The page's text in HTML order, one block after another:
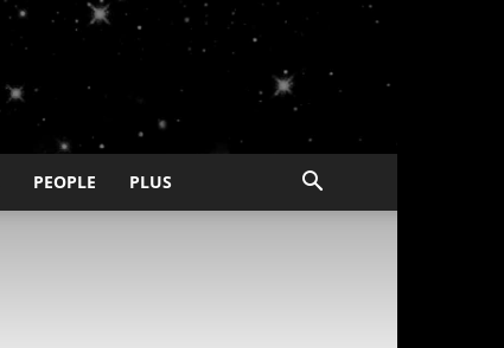
PEOPLE PLUS